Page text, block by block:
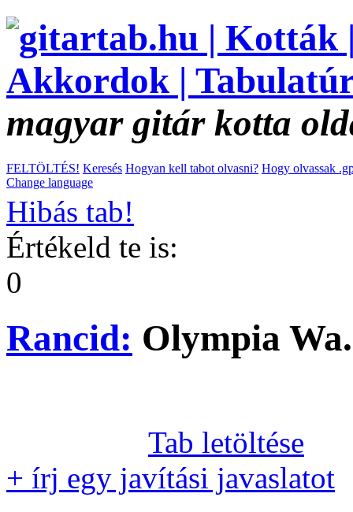
magyar gitár kotta
FELTÖLTÉS! Keresés Hogyan kell tabot olvasni? Hogy olvassak
Change language
Hibás tab!
Értékeld te is:
0
Rancid: Olympia
Tab letöltése
+ írj egy javítási javaslatot